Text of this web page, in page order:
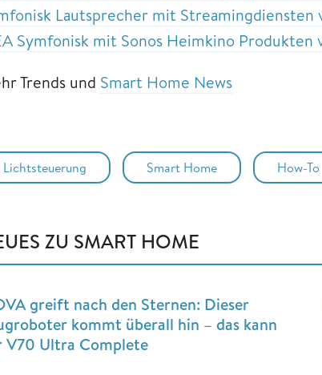
Lautsprecher mit Streamingdiensten
Symfonisk mit Sonos Heimkino Produkten
Trends und Smart Home News
Lichtsteuerung Smart Home How-To
ZU SMART HOME
greift nach den Sternen: Dieser
kommt überall hin – das kann
V70 Ultra Complete